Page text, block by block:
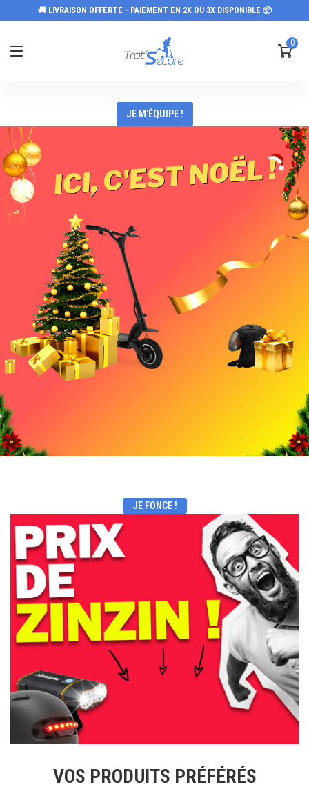
🚚 LIVRAISON OFFERTE - PAIEMENT EN 2X OU 3X DISPONIBLE 📦
0
JE M'ÉQUIPE !
JE FONCE !
VOS PRODUITS PRÉFÉRÉS